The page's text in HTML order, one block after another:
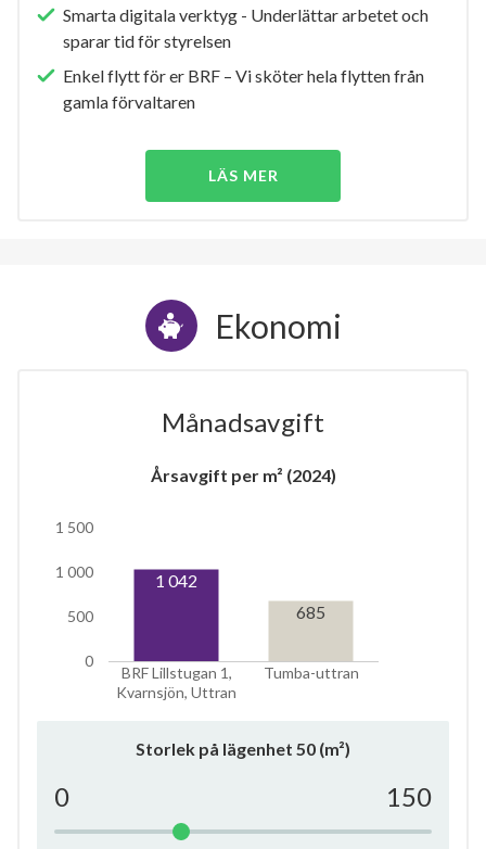
Smarta digitala verktyg - Underlättar arbetet och
sparar tid för styrelsen
Enkel flytt för er BRF – Vi sköter hela flytten från
gamla förvaltaren
LÄS MER
Ekonomi
Månadsavgift
Årsavgift per m² (2024)
BRF Lillstugan 1,
Kvarnsjön, Uttran
Tumba-uttran
0
500
1 000
1 500
1 042
685
Storlek på lägenhet 50 (m²)
0 150